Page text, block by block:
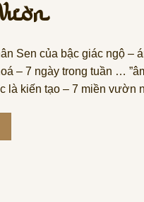
Sen của bậc giác ngộ –
– 7 ngày trong tuần …
là kiến tạo – 7 miền vườn